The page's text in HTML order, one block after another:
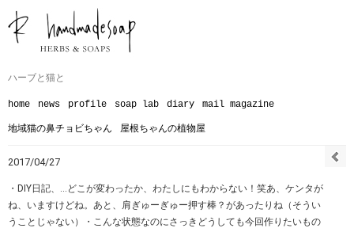
ハーブと猫と
home news profile soap lab diary mail magazine
地域猫の鼻チョビちゃん 屋根ちゃんの植物屋
2017/04/27
・DIY日記、…どこが変わったか、わたしにもわからない！笑あ、ケンタが
ね、いますけどね。あと、肩ぎゅーぎゅー押す棒？があったりね（そうい
うことじゃない）・こんな状態なのにさっきどうしても今回作りたいもの